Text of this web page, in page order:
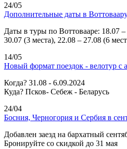
24/05
Дополнительные даты в
Даты в туры по Воттовааре: 18.07
30.07 (3 места), 22.08 – 27.08 (6
14/05
Новый формат поездок - велотур с
Когда? 31.08 - 6.09.2024
Куда? Псков- Себеж - Беларусь
24/04
Босния, Черногория и Сербия в
Добавлен заезд на бархатный
Бронируйте со скидкой до 31 мая